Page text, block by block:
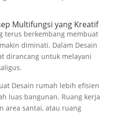
Multifungsi yang Kreatif
terus berkembang membuat
diminati. Dalam Desain
dirancang untuk melayani
Desain rumah lebih efisien
luas bangunan. Ruang kerja
area santai, atau ruang